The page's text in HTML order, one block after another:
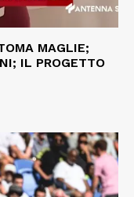
MAGLIE;
IL PROGETTO